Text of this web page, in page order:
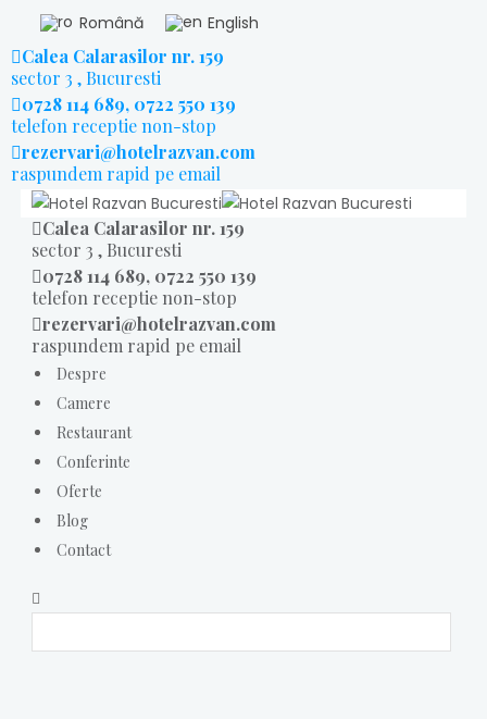
Română English
Calea Calarasilor nr. 159
sector 3 , Bucuresti
0728 114 689, 0722 550 139
telefon receptie non-stop
rezervari@hotelrazvan.com
raspundem rapid pe email
Calea Calarasilor nr. 159
sector 3 , Bucuresti
0728 114 689, 0722 550 139
telefon receptie non-stop
rezervari@hotelrazvan.com
raspundem rapid pe email
Despre
Camere
Restaurant
Conferinte
Oferte
Blog
Contact